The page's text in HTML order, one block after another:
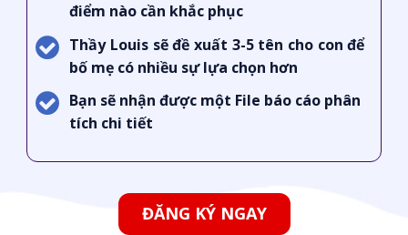
ĐĂNG KÝ NGAY
điểm nào cần khắc phục
Thầy Louis sẽ đề xuất 3-5 tên cho con để
bố mẹ có nhiều sự lựa chọn hơn
Bạn sẽ nhận được một File báo cáo phân
tích chi tiết